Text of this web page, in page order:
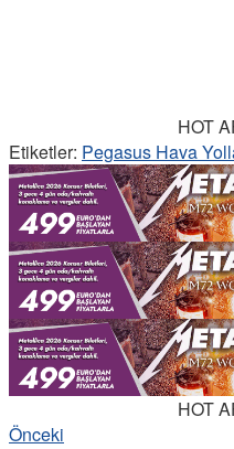
HOT
Etiketler: Pegasus Hava
HOT
Önceki